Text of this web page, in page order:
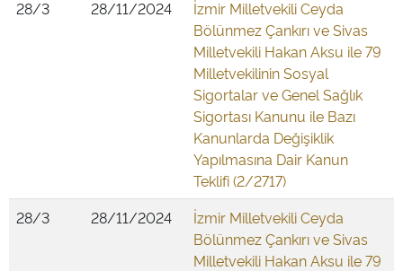
28/3 28/11/2024
İzmir Milletvekili Ceyda
Bölünmez Çankırı ve Sivas
Milletvekili Hakan Aksu ile 79
Milletvekilinin Sosyal
Sigortalar ve Genel Sağlık
Sigortası Kanunu ile Bazı
Kanunlarda Değişiklik
Yapılmasına Dair Kanun
Teklifi (2/2717)
28/3
28/11/2024
İzmir Milletvekili Ceyda
Bölünmez Çankırı ve Sivas
Milletvekili Hakan Aksu ile 79